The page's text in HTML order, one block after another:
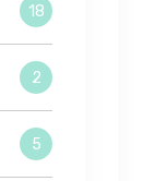
18
2
5